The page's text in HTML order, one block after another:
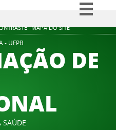
MAPA DO SITE
Simplifique!
Participe
Acesso à informação
Canais
- UFPB
DE
SAÚDE